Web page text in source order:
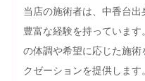
当店の施術者は、中香台出
豊富な経験を持っています
の体調や希望に応じた施術
クゼーションを提供しま